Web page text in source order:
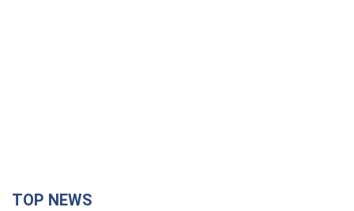
TOP NEWS